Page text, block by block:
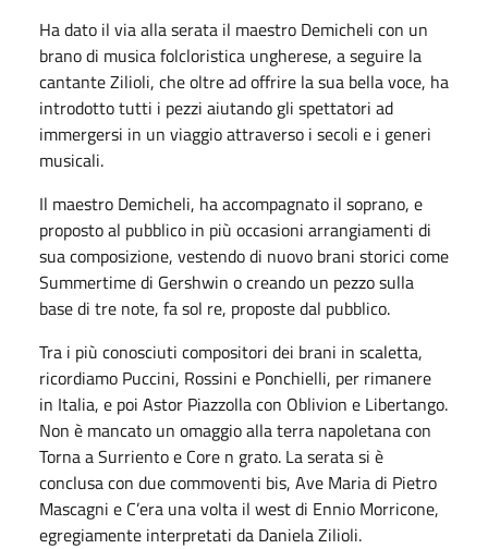
Ha dato il via alla serata il maestro Demicheli con un
brano di musica folcloristica ungherese, a seguire la
cantante Zilioli, che oltre ad offrire la sua bella voce, ha
introdotto tutti i pezzi aiutando gli spettatori ad
immergersi in un viaggio attraverso i secoli e i generi
musicali.
Il maestro Demicheli, ha accompagnato il soprano, e
proposto al pubblico in più occasioni arrangiamenti di
sua composizione, vestendo di nuovo brani storici come
Summertime di Gershwin o creando un pezzo sulla
base di tre note, fa sol re, proposte dal pubblico.
Tra i più conosciuti compositori dei brani in scaletta,
ricordiamo Puccini, Rossini e Ponchielli, per rimanere
in Italia, e poi Astor Piazzolla con Oblivion e Libertango.
Non è mancato un omaggio alla terra napoletana con
Torna a Surriento e Core n grato. La serata si è
conclusa con due commoventi bis, Ave Maria di Pietro
Mascagni e C’era una volta il west di Ennio Morricone,
egregiamente interpretati da Daniela Zilioli.